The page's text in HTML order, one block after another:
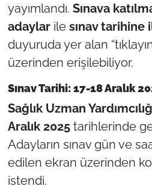
yayımlandı. Sınava
adaylarile sınav
duyuruda yer alan
üzerinden erişilebiliyor.
Sınav Tarihi: 17-18 Aralık
Sağlık Uzman
Aralık 2025tarihlerinde
Adayların sınav gün ve
edilen ekran üzerinden
istendi.